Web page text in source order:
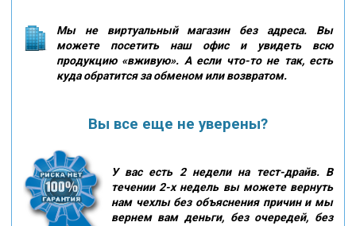
Мы не виртуальный магазин без адреса. Вы
можете посетить наш офис и увидеть всю
продукцию «вживую». А если что-то не так, есть
куда обратится за обменом или возвратом.
Вы все еще не уверены?
У вас есть 2 недели на тест-драйв. В
течении 2-х недель вы можете вернуть
нам чехлы без объяснения причин и мы
вернем вам деньги, без очередей, без